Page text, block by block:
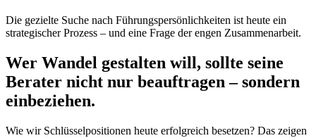
Die gezielte Suche nach Führungspersönlichkeiten ist heute ein
strategischer Prozess – und eine Frage der engen Zusammenarbeit.
Wer Wandel gestalten will, sollte seine
Berater nicht nur beauftragen – sondern
einbeziehen.
Wie wir Schlüsselpositionen heute erfolgreich besetzen? Das zeigen